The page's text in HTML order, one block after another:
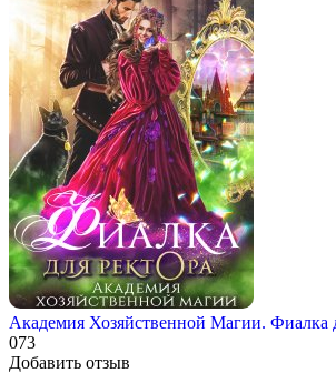
Академия Хозяйственной Магии. Фиалка
073
Добавить отзыв